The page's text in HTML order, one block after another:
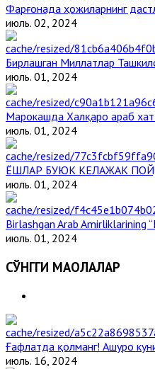
Фарғонада ҳожиларнинг
июль. 02, 2024
Бирлашган Миллатлар
июль. 01, 2024
Марокашда Халқаро араб
июль. 01, 2024
ЁШЛАР БУЮК КЕЛАЖАК
июль. 01, 2024
Birlashgan Arab Amirliklarining
июль. 01, 2024
СЎНГГИ МАҚОЛАЛАР
Ғафлатда қолманг! Ашуро
июль. 16, 2024